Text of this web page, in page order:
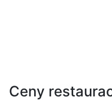
Ceny